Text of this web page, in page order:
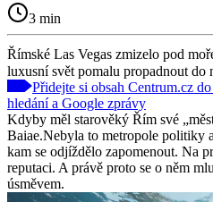
3 min
Římské Las Vegas zmizelo pod
luxusní svět pomalu propadnout do
Přidejte si obsah Centrum.cz
hledání a Google zprávy
Kdyby měl starověký Řím své
Baiae.Nebyla to metropole politiky
kam se odjíždělo zapomenout. Na
reputaci. A právě proto se o něm
úsměvem.